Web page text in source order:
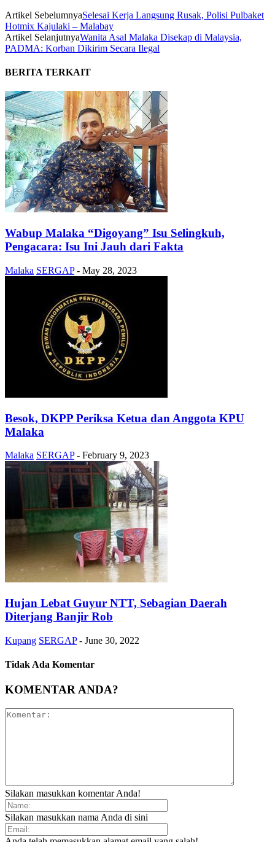
Artikel SebelumnyaSelesai Kerja Langsung Rusak, Polisi Pulbaket
Hotmix Kajulaki – Malabay
Artikel SelanjutnyaWanita Asal Malaka Disekap di Malaysia,
PADMA: Korban Dikirim Secara Ilegal
BERITA TERKAIT
Wabup Malaka “Digoyang” Isu Selingkuh,
Pengacara: Isu Ini Jauh dari Fakta
Malaka SERGAP - May 28, 2023
Besok, DKPP Periksa Ketua dan Anggota KPU
Malaka
Malaka SERGAP - February 9, 2023
Hujan Lebat Guyur NTT, Sebagian Daerah
Diterjang Banjir Rob
Kupang SERGAP - June 30, 2022
Tidak Ada Komentar
KOMENTAR ANDA?
Silakan masukkan komentar Anda!
Silakan masukkan nama Anda di sini